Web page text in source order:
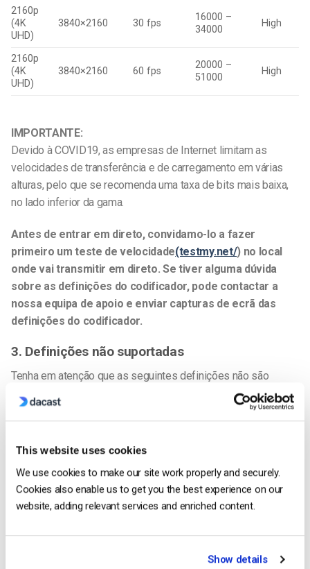
This website uses cookies
We use cookies to make our site work properly and securely.
Cookies also enable us to get you the best experience on our
website, adding relevant services and enriched content.
Show details
2160p
(4K
UHD)
3840×2160 30 fps
16000 –
34000
High
2160p
(4K
UHD)
3840×2160 60 fps
20000 –
51000
High
IMPORTANTE:
Devido à COVID19, as empresas de Internet limitam as
velocidades de transferência e de carregamento em várias
alturas, pelo que se recomenda uma taxa de bits mais baixa,
no lado inferior da gama.
Antes de entrar em direto, convidamo-lo a fazer
primeiro um teste de velocidade(testmy.net/) no local
onde vai transmitir em direto. Se tiver alguma dúvida
sobre as definições do codificador, pode contactar a
nossa equipa de apoio e enviar capturas de ecrã das
definições do codificador.
3. Definições não suportadas
Tenha em atenção que as seguintes definições não são
suportadas e irão interromper o seu fluxo:
4. Ligações do guia de transferência e
Telestream Wirecast
vMix
VID BlasterX